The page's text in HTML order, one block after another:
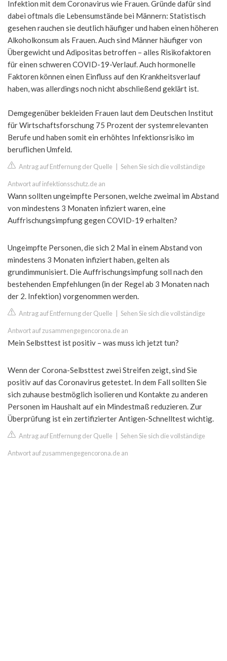
Infektion mit dem Coronavirus wie Frauen. Gründe dafür sind
dabei oftmals die Lebensumstände bei Männern: Statistisch
gesehen rauchen sie deutlich häufiger und haben einen höheren
Alkoholkonsum als Frauen. Auch sind Männer häufiger von
Übergewicht und Adipositas betroffen – alles Risikofaktoren
für einen schweren COVID-19-Verlauf. Auch hormonelle
Faktoren können einen Einfluss auf den Krankheitsverlauf
haben, was allerdings noch nicht abschließend geklärt ist.
Demgegenüber bekleiden Frauen laut dem Deutschen Institut
für Wirtschaftsforschung 75 Prozent der systemrelevanten
Berufe und haben somit ein erhöhtes Infektionsrisiko im
beruflichen Umfeld.
Antrag auf Entfernung der Quelle Sehen Sie sich die vollständige
Antwort auf infektionsschutz.de an
Wann sollten ungeimpfte Personen, welche zweimal im Abstand
von mindestens 3 Monaten infiziert waren, eine
Auffrischungsimpfung gegen COVID-19 erhalten?
Ungeimpfte Personen, die sich 2 Mal in einem Abstand von
mindestens 3 Monaten infiziert haben, gelten als
grundimmunisiert. Die Auffrischungsimpfung soll nach den
bestehenden Empfehlungen (in der Regel ab 3 Monaten nach
der 2. Infektion) vorgenommen werden.
Antrag auf Entfernung der Quelle Sehen Sie sich die vollständige
Antwort auf zusammengegencorona.de an
Mein Selbsttest ist positiv – was muss ich jetzt tun?
Wenn der Corona-Selbsttest zwei Streifen zeigt, sind Sie
positiv auf das Coronavirus getestet. In dem Fall sollten Sie
sich zuhause bestmöglich isolieren und Kontakte zu anderen
Personen im Haushalt auf ein Mindestmaß reduzieren. Zur
Überprüfung ist ein zertifizierter Antigen-Schnelltest wichtig.
Antrag auf Entfernung der Quelle Sehen Sie sich die vollständige
Antwort auf zusammengegencorona.de an